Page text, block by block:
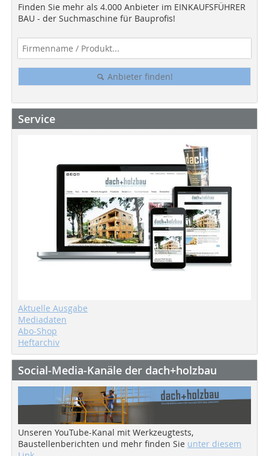
Finden Sie mehr als 4.000 Anbieter im EINKAUFSFÜHRER
BAU - der Suchmaschine für Bauprofis!
Anbieter finden!
Service
Aktuelle Ausgabe
Mediadaten
Abo-Shop
Heftarchiv
Social-Media-Kanäle der dach+holzbau
Unseren YouTube-Kanal mit Werkzeugtests,
Baustellenberichten und mehr finden Sie unter diesem